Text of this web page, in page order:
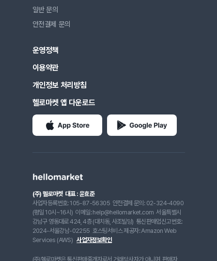
일반 문의
안전결제 문의
운영정책
이용약관
개인정보 처리방침
헬로마켓 앱 다운로드
(주) 헬로마켓 대표 : 윤효준
사업자등록번호: 105-87-56305 안전결제 문의: 02-324-4090
(평일 10시~16시) 이메일: help@hellomarket.com 서울특별시
강남구 영동대로 424, 4층 (대치동, 사조빌딩) 통신판매업신고번호:
2024-서울강남-02255 호스팅서비스 제공자: Amazon Web
Services (AWS) 사업자정보확인
(주)헬로마켓은 통신판매중개자로서 거래당사자가 아니며, 판매자